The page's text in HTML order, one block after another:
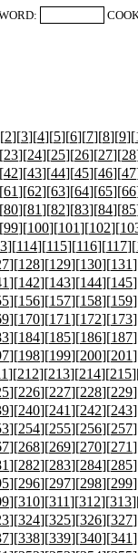
2][3][4][5][6][7][8][9][
23][24][25][26][27][28
42][43][44][45][46][47
61][62][63][64][65][66
80][81][82][83][84][85
99][100][101][102][
][114][115][116][117][
][128][129][130][131
][142][143][144][145
][156][157][158][159
][170][171][172][173
][184][185][186][187
][198][199][200][201
][212][213][214][215
][226][227][228][229
][240][241][242][243
][254][255][256][257
][268][269][270][271
][282][283][284][285
][296][297][298][299
][310][311][312][313
][324][325][326][327
][338][339][340][341